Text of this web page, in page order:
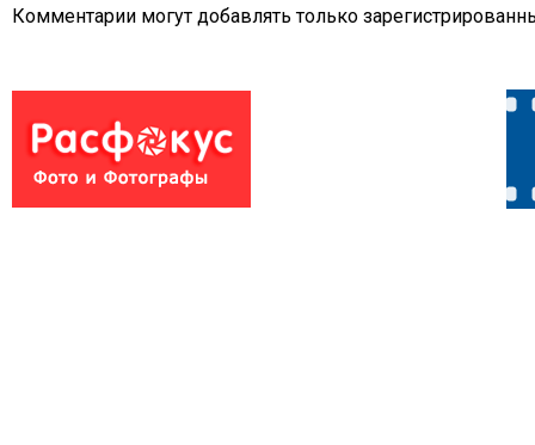
Комментарии могут добавлять только